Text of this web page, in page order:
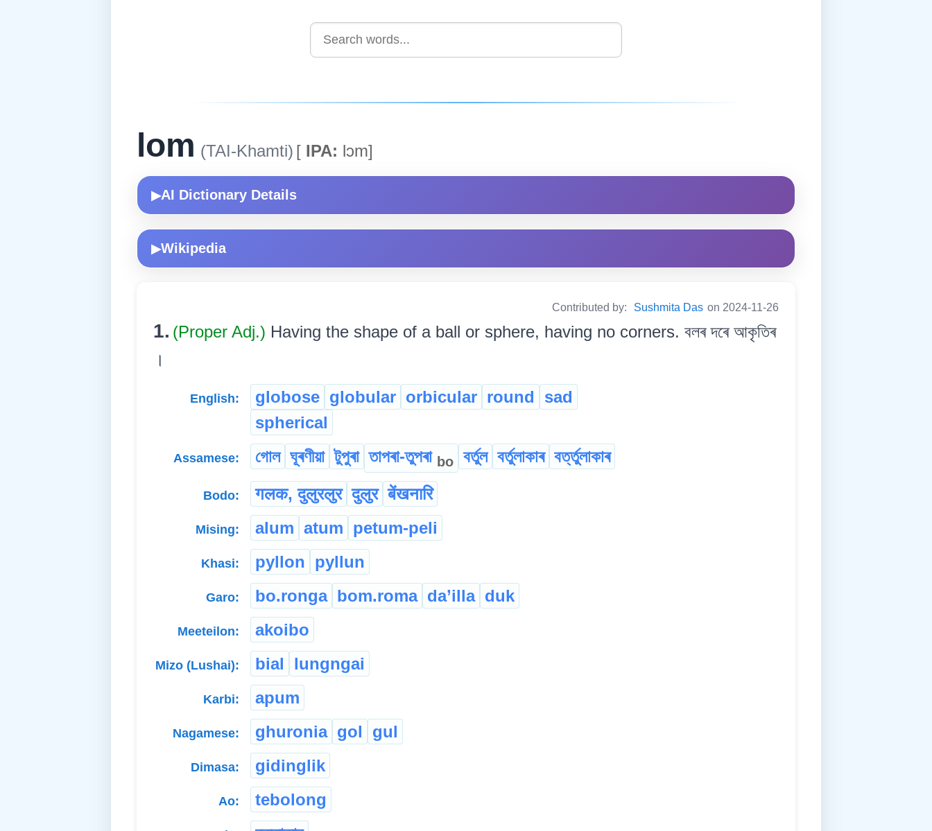
lom (TAI-Khamti) [ IPA: lɔm]
▶AI Dictionary Details
▶Wikipedia
Contributed by: Sushmita Das on 2024-11-26
1. (Proper Adj.) Having the shape of a ball or sphere, having no corners. বলৰ দৰে আকৃতিৰ
।
English: globose globular orbicular round
sad
spherical
Assamese: গোল ঘূৰণীয়া টুপুৰা তাপৰা-তুপৰা bo বৰ্তুল বৰ্তুলাকাৰ বৰ্ত্তুলাকাৰ
Bodo: गलक, दुलुरलुर दुलुर बेंखनारि
Mising: alum atum petum-peli
Khasi: pyllon pyllun
Garo: bo.ronga bom.roma da’illa duk
Meeteilon: akoibo
Mizo (Lushai): bial lungngai
Karbi: apum
Nagamese: ghuronia gol gul
Dimasa: gidinglik
Ao: tebolong